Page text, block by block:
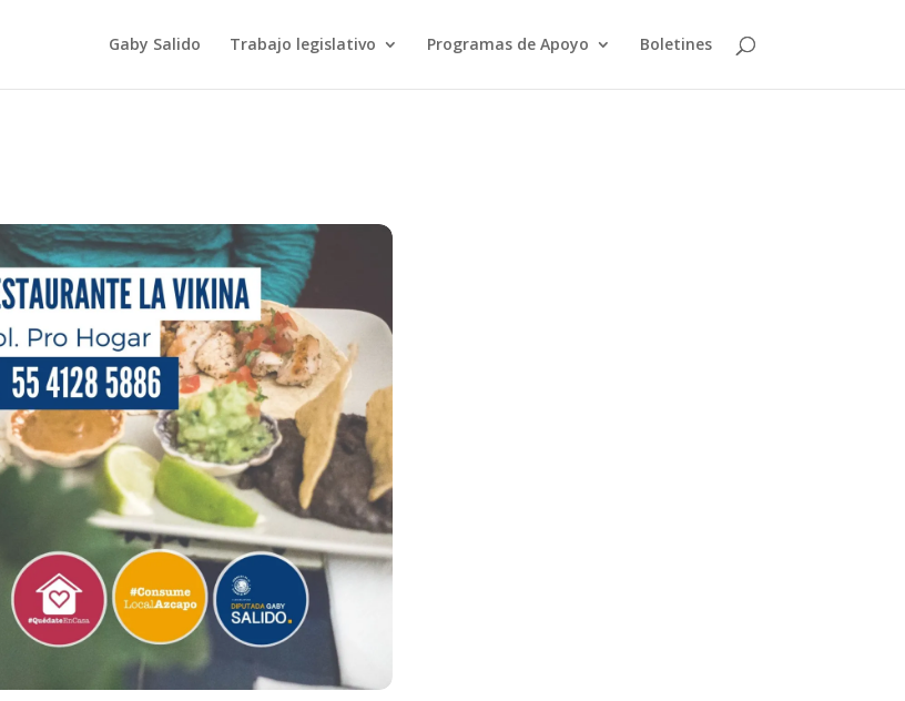
Gaby Salido Trabajo legislativo Programas de Apoyo Boletines